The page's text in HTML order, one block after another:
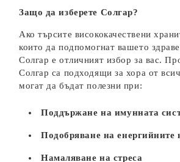
Защо да изберете Солгар?
Ако търсите висококачествени
които да подпомогнат вашето
Солгар е отличният избор за вас.
Солгар са подходящи за хора от
могат да бъдат полезни при:
Поддържане на имунната
Подобряване на енергийните
Намаляване на стреса